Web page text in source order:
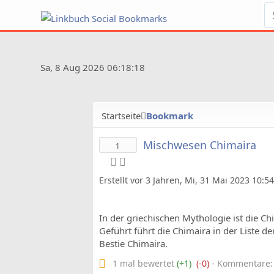
Sa, 8 Aug 2026 06:18:18
Startseite Bookmark
1 Mischwesen Chimaira
Erstellt vor 3 Jahren, Mi, 31 Mai 2023
In der griechischen Mythologie ist die
Geführt führt die Chimaira in der Liste
Bestie Chimaira.
1 mal bewertet (+1) (-0) -